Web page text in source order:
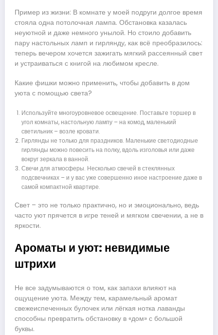
Пример из жизни: В комнате у моей подруги долгое время
стояла одна потолочная лампа. Обстановка казалась
неуютной и даже немного унылой. Но стоило добавить
пару настольных ламп и гирлянду, как всё преобразилось:
теперь вечером хочется зажигать мягкий рассеянный свет
и устраиваться с книгой на любимом кресле.
Какие фишки можно применить, чтобы добавить в дом
уюта с помощью света?
Используйте многоуровневое освещение. Поставьте торшер в
угол комнаты, настольную лампу – на комод, маленький
светильник – возле кровати.
Гирлянды не только для праздников. Маленькие светодиодные
гирлянды можно повесить на полку, вдоль изголовья или даже
вокруг зеркала в ванной.
Свечи для атмосферы. Несколько свечей в стеклянных
подсвечниках – и у вас уже совершенно иное настроение даже в
самой компактной квартире.
Свет – это не только практично, но и эмоционально, ведь
часто уют прячется в игре теней и мягком свечении, а не в
яркости.
Ароматы и уют: невидимые
штрихи
Не все задумываются о том, как запахи влияют на
ощущение уюта. Между тем, карамельный аромат
свежеиспеченных булочек или лёгкая нотка лаванды
способны превратить обстановку в «дом» с большой
буквы.